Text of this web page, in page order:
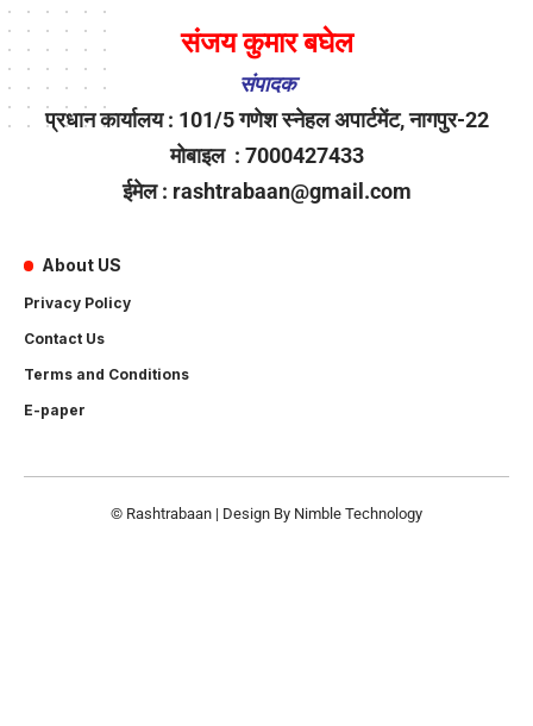
संजय कुमार बघेल
संपादक
प्रधान कार्यालय : 101/5 गणेश स्नेहल अपार्टमेंट, नागपुर-22
मोबाइल : 7000427433
ईमेल : rashtrabaan@gmail.com
About US
Privacy Policy
Contact Us
Terms and Conditions
E-paper
© Rashtrabaan | Design By Nimble Technology